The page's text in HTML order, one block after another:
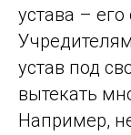
устава –
устав под
вытекать
Например,